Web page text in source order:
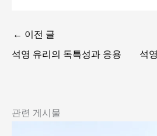
← 이전 글
석영 유리의 독특성과 응용
석
관련 게시물